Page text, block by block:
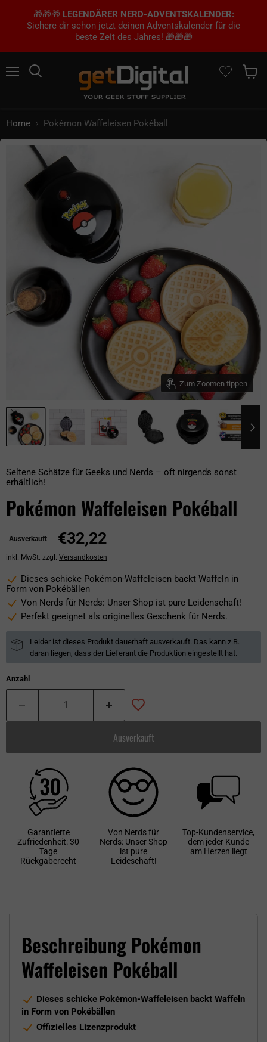
🎁🎁🎁 LEGENDÄRER NERD-ADVENTSKALENDER:
Sichere dir schon jetzt deinen Adventskalender für die
beste Zeit des Jahres! 🎁🎁🎁
Home Pokémon Waffeleisen Pokéball
Zum Zoomen tippen
Seltene Schätze für Geeks und Nerds – oft nirgends sonst
erhältlich!
Pokémon Waffeleisen Pokéball
Ausverkauft €32,22
inkl. MwSt. zzgl. Versandkosten
Dieses schicke Pokémon-Waffeleisen backt Waffeln in
Form von Pokébällen
Von Nerds für Nerds: Unser Shop ist pure Leidenschaft!
Perfekt geeignet als originelles Geschenk für Nerds.
Leider ist dieses Produkt dauerhaft ausverkauft. Das kann z.B.
daran liegen, dass der Lieferant die Produktion eingestellt hat.
Anzahl
Ausverkauft
Garantierte
Zufriedenheit: 30
Tage
Rückgaberecht
Von Nerds für
Nerds: Unser Shop
ist pure
Leideschaft!
Top-Kundenservice,
dem jeder Kunde
am Herzen liegt
Beschreibung Pokémon
Waffeleisen Pokéball
Dieses schicke Pokémon-Waffeleisen backt Waffeln
in Form von Pokébällen
Offizielles Lizenzprodukt